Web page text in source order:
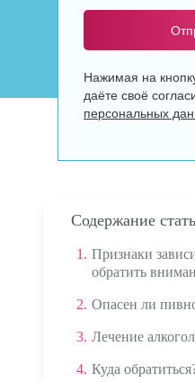
Нажимая на
даёте своё
персональных
Содержание
1. Признаки
обратить
2. Опасен ли
3. Лечение
4. Куда